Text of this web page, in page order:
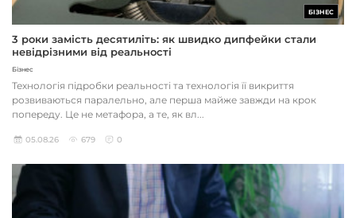
БІЗНЕС
3 роки замість десятиліть: як швидко дипфейки стали
невідрізними від реальності
Бізнес
Технологія підробки реальності та технологія її викриття
розвиваються паралельно, але перша майже завжди на крок
попереду. Це не метафора, а те, як вл...
05.08.26 679 0